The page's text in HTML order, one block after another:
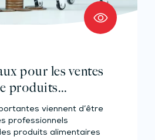
pour les ventes
produits
?
viennent d’être
professionnels
produits alimentaires